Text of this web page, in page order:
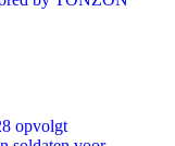
opvolgt